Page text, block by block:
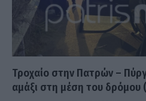
Τροχαίο στην Πατρών –
αμάξι στη μέση του δρόμου